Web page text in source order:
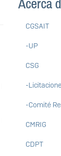
Acerca
CGSAIT
-UP
CSG
-
-Comité
CMRIG
CDPT